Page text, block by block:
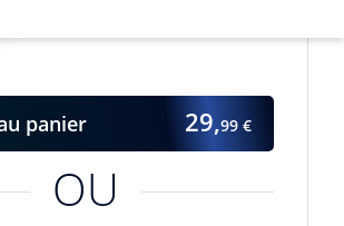
OU
panier 29,99 €